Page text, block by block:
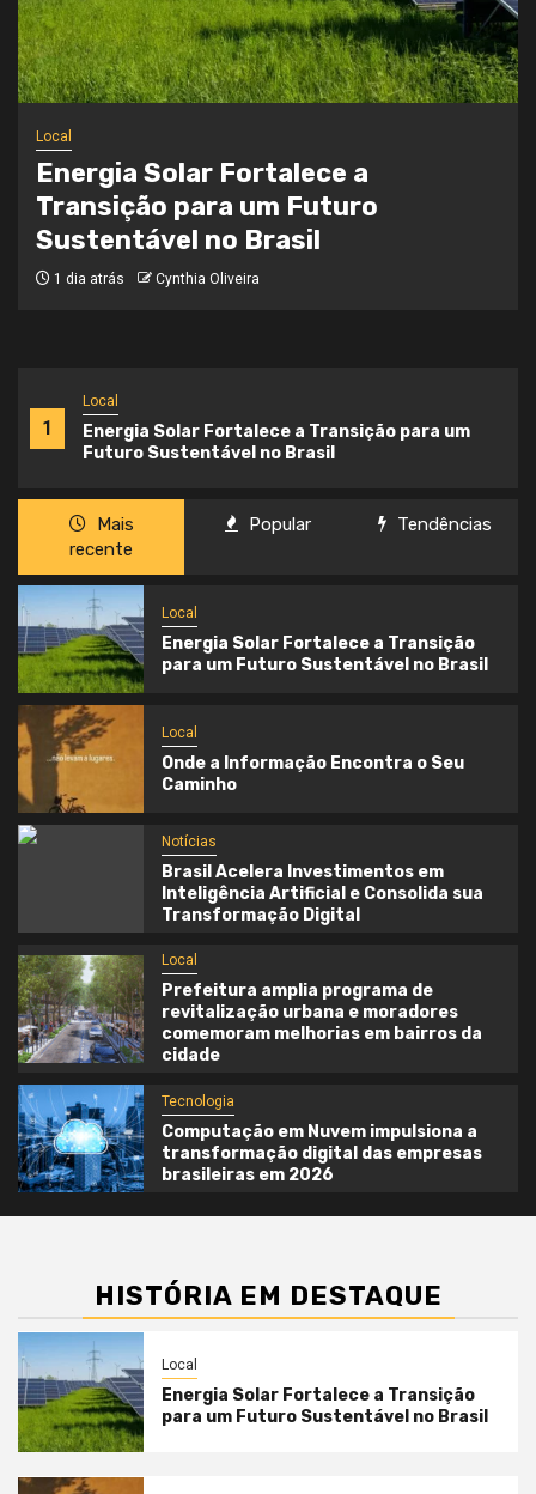
1
Local
Energia Solar Fortalece a Transição para um
Futuro Sustentável no Brasil
Local
Onde a Informação Encontra o Seu
Caminho
3 semanas atrás Cynthia Oliveira
Mais
recente
Popular Tendências
Local
Energia Solar Fortalece a Transição
para um Futuro Sustentável no Brasil
Local
Onde a Informação Encontra o Seu
Caminho
Notícias
Brasil Acelera Investimentos em
Inteligência Artificial e Consolida sua
Transformação Digital
Local
Prefeitura amplia programa de
revitalização urbana e moradores
comemoram melhorias em bairros da
cidade
Tecnologia
Computação em Nuvem impulsiona a
transformação digital das empresas
brasileiras em 2026
HISTÓRIA EM DESTAQUE
Local
Energia Solar Fortalece a Transição
para um Futuro Sustentável no Brasil